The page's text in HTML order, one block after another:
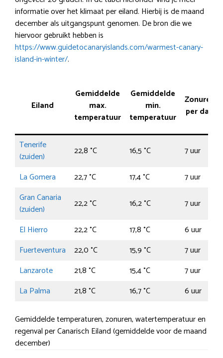
informatie over het klimaat per eiland. Hierbij is de maand
december als uitgangspunt genomen. De bron die we
hiervoor gebruikt hebben is
https://www.guidetocanaryislands.com/warmest-canary-
island-in-winter/.
Eiland
Gemiddelde
max.
temperatuur
Gemiddelde
min.
temperatuur
Zonuren
per dag
Tenerife
(zuiden)
22,8 °C 16,5 °C
7 uur
La Gomera
22,7 °C 17,4 °C
7 uur
Gran Canaria
(zuiden)
22,2 °C 16,2 °C
7 uur
El Hierro
22,2 °C 17,8 °C
6 uur
Fuerteventura
22,0 °C 15,9 °C
7 uur
Lanzarote
21,8 °C 15,4 °C
7 uur
La Palma
21,8 °C 16,7 °C 6 uur
Gemiddelde temperaturen, zonuren, watertemperatuur en
regenval per Canarisch Eiland (gemiddelde voor de maand
december)